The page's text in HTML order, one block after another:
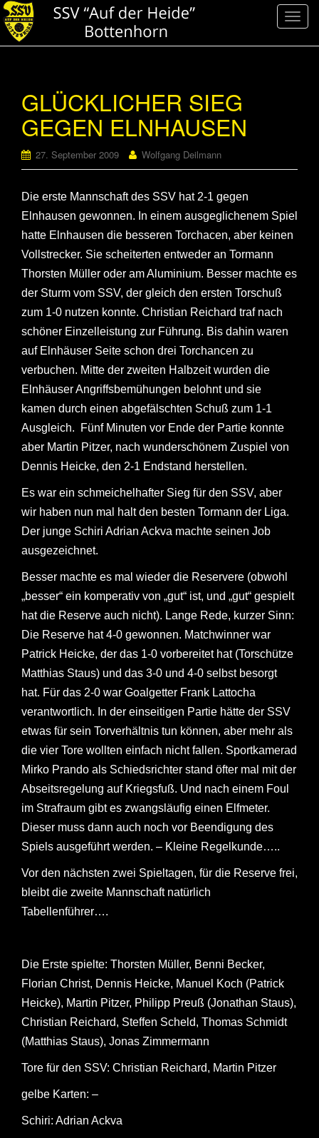
S
v
a
t
n
GLÜCKLICHER SIEG
GEGEN ELNHAUSEN
27. September 2009 Wolfgang Deilmann
Die erste Mannschaft des SSV hat 2-1 gegen
Elnhausen gewonnen. In einem ausgeglichenem Spiel
hatte Elnhausen die besseren Torchacen, aber keinen
Vollstrecker. Sie scheiterten entweder an Tormann
Thorsten Müller oder am Aluminium. Besser machte es
der Sturm vom SSV, der gleich den ersten Torschuß
zum 1-0 nutzen konnte. Christian Reichard traf nach
schöner Einzelleistung zur Führung. Bis dahin waren
auf Elnhäuser Seite schon drei Torchancen zu
verbuchen. Mitte der zweiten Halbzeit wurden die
Elnhäuser Angriffsbemühungen belohnt und sie
kamen durch einen abgefälschten Schuß zum 1-1
Ausgleich. Fünf Minuten vor Ende der Partie konnte
aber Martin Pitzer, nach wunderschönem Zuspiel von
Dennis Heicke, den 2-1 Endstand herstellen.
Es war ein schmeichelhafter Sieg für den SSV, aber
wir haben nun mal halt den besten Tormann der Liga.
Der junge Schiri Adrian Ackva machte seinen Job
ausgezeichnet.
Besser machte es mal wieder die Reservere (obwohl
„besser“ ein komperativ von „gut“ ist, und „gut“ gespielt
hat die Reserve auch nicht). Lange Rede, kurzer Sinn:
Die Reserve hat 4-0 gewonnen. Matchwinner war
Patrick Heicke, der das 1-0 vorbereitet hat (Torschütze
Matthias Staus) und das 3-0 und 4-0 selbst besorgt
hat. Für das 2-0 war Goalgetter Frank Lattocha
verantwortlich. In der einseitigen Partie hätte der SSV
etwas für sein Torverhältnis tun können, aber mehr als
die vier Tore wollten einfach nicht fallen. Sportkamerad
Mirko Prando als Schiedsrichter stand öfter mal mit der
Abseitsregelung auf Kriegsfuß. Und nach einem Foul
im Strafraum gibt es zwangsläufig einen Elfmeter.
Dieser muss dann auch noch vor Beendigung des
Spiels ausgeführt werden. – Kleine Regelkunde…..
Vor den nächsten zwei Spieltagen, für die Reserve frei,
bleibt die zweite Mannschaft natürlich
Tabellenführer….
Die Erste spielte: Thorsten Müller, Benni Becker,
Florian Christ, Dennis Heicke, Manuel Koch (Patrick
Heicke), Martin Pitzer, Philipp Preuß (Jonathan Staus),
Christian Reichard, Steffen Scheld, Thomas Schmidt
(Matthias Staus), Jonas Zimmermann
Tore für den SSV: Christian Reichard, Martin Pitzer
gelbe Karten: –
Schiri: Adrian Ackva